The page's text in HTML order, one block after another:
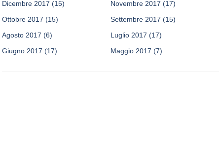
Dicembre 2017 (15) Novembre 2017 (17)
Ottobre 2017 (15) Settembre 2017 (15)
Agosto 2017 (6) Luglio 2017 (17)
Giugno 2017 (17) Maggio 2017 (7)